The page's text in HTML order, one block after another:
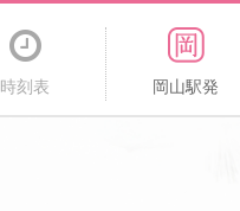
時刻表 岡山駅発